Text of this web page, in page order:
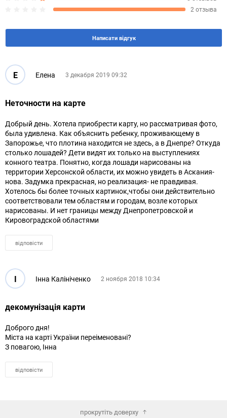
2 отзыва
Написати відгук
Е Елена 3 декабря 2019 09:32
Неточности на карте
Добрый день. Хотела приобрести карту, но рассматривая фото,
была удивлена. Как объяснить ребенку, проживающему в
Запорожье, что плотина находится не здесь, а в Днепре? Откуда
столько лошадей? Дети видят их только на выступлениях
конного театра. Понятно, когда лошади нарисованы на
территории Херсонской области, их можно увидеть в Аскания-
нова. Задумка прекрасная, но реализация- не правдивая.
Хотелось бы более точных картинок,чтобы они действительно
соответствовали тем областям и городам, возле которых
нарисованы. И нет границы между Днепропетровской и
Кировоградской областями
відповісти
І Інна Калініченко 2 ноября 2018 10:34
декомунізація карти
Доброго дня!
Міста на карті України переіменовані?
З повагою, Інна
відповісти
прокрутіть доверху